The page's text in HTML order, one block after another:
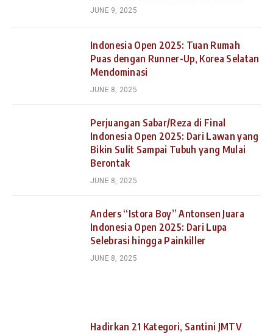
JUNE 9, 2025
Indonesia Open 2025: Tuan Rumah
Puas dengan Runner-Up, Korea Selatan
Mendominasi
JUNE 8, 2025
Perjuangan Sabar/Reza di Final
Indonesia Open 2025: Dari Lawan yang
Bikin Sulit Sampai Tubuh yang Mulai
Berontak
JUNE 8, 2025
Anders “Istora Boy” Antonsen Juara
Indonesia Open 2025: Dari Lupa
Selebrasi hingga Painkiller
JUNE 8, 2025
Hadirkan 21 Kategori, Santini JMTV